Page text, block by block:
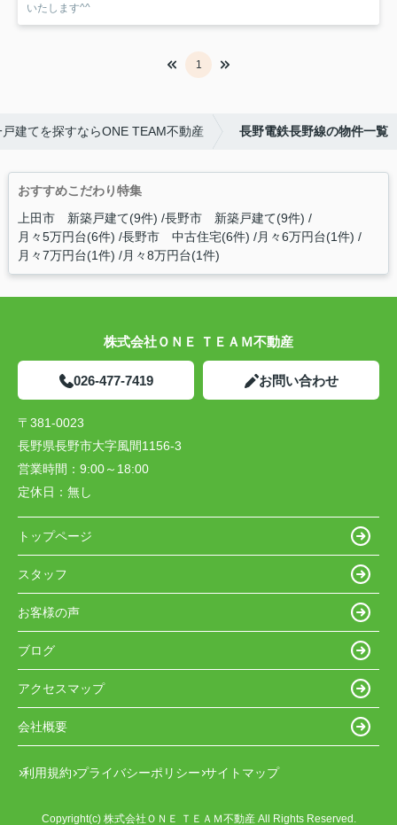
いたします^^
1
建てを探すならONE TEAM不動産 長野電鉄長野線の物件一覧
おすすめこだわり特集
上田市 新築戸建て(9件) 長野市 新築戸建て(9件)
月々5万円台(6件) 長野市 中古住宅(6件) 月々6万円台(1件)
月々7万円台(1件) 月々8万円台(1件)
株式会社ＯＮＥ ＴＥＡＭ不動産
026-477-7419 お問い合わせ
〒381-0023
長野県長野市大字風間1156-3
営業時間： 9:00～18:00
定休日： 無し
トップページ
スタッフ
お客様の声
ブログ
アクセスマップ
会社概要
利用規約 プライバシーポリシー サイトマップ
Copyright(c) 株式会社ＯＮＥ ＴＥＡＭ不動産 All Rights Reserved.